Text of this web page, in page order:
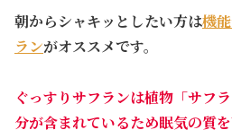
朝からシャキッとしたい方は機
ランがオススメです。
ぐっすりサフランは植物「サフ
分が含まれているため眠気の質を